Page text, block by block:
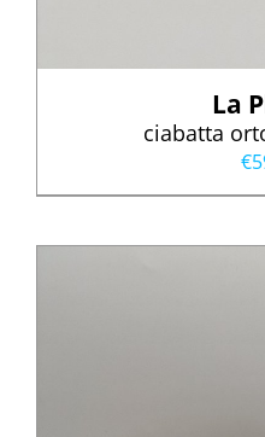
La
ciabatta
€